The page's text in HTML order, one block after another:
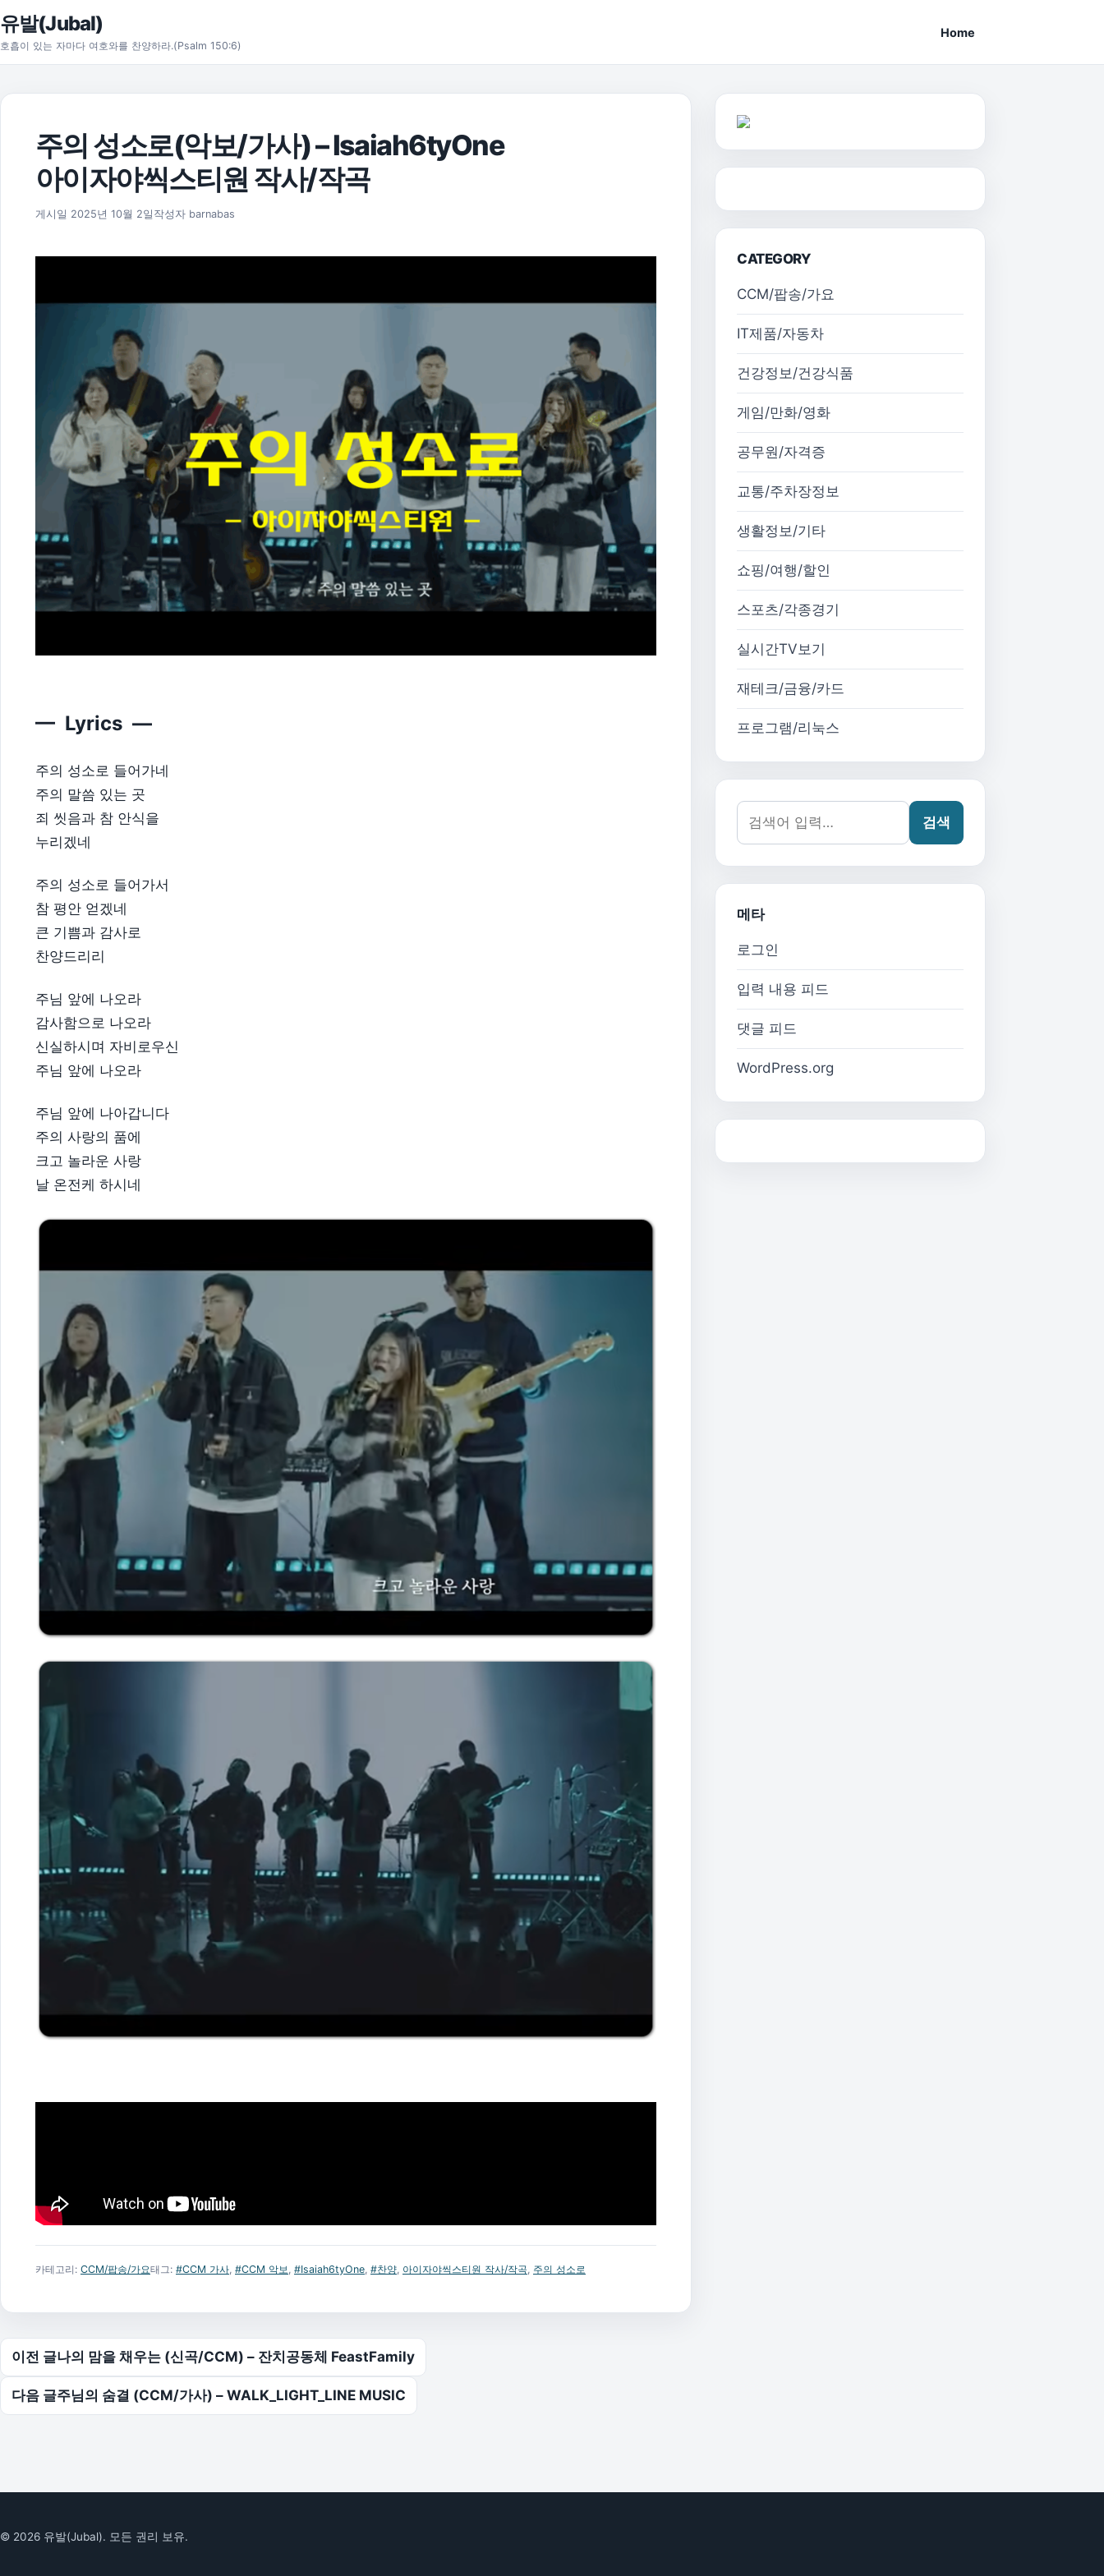
본문으로 건너뛰기
유발(Jubal)
호흡이 있는 자마다 여호와를 찬양하라.(Psalm 150:6)
Home
주의 성소로(악보/가사) – Isaiah6tyOne
아이자야씩스티원 작사/작곡
게시일 2025년 10월 2일 2025년 11월 17일
작성자 barnabas
— Lyrics —
주의 성소로 들어가네
주의 말씀 있는 곳
죄 씻음과 참 안식을
누리겠네
주의 성소로 들어가서
참 평안 얻겠네
큰 기쁨과 감사로
찬양드리리
주님 앞에 나오라
감사함으로 나오라
신실하시며 자비로우신
주님 앞에 나오라
주님 앞에 나아갑니다
주의 사랑의 품에
크고 놀라운 사랑
날 온전케 하시네
카테고리: CCM/팝송/가요태그: #CCM 가사 #CCM 악보 #Isaiah6tyOne #찬양 아이자야씩스티원 작사/작곡 주의 성소로
글 탐색
이전 글나의 맘을 채우는 (신곡/CCM) – 잔치공동체 FeastFamily
다음 글주님의 숨결 (CCM/가사) – WALK_LIGHT_LINE MUSIC
CATEGORY
CCM/팝송/가요
IT제품/자동차
건강정보/건강식품
게임/만화/영화
공무원/자격증
교통/주차장정보
생활정보/기타
쇼핑/여행/할인
스포츠/각종경기
실시간TV보기
재테크/금융/카드
프로그램/리눅스
검색어:
검색
메타
로그인
입력 내용 피드
댓글 피드
WordPress.org
© 2026 유발(Jubal). 모든 권리 보유.